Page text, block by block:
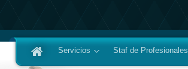
Servicios Staf de Profesionales